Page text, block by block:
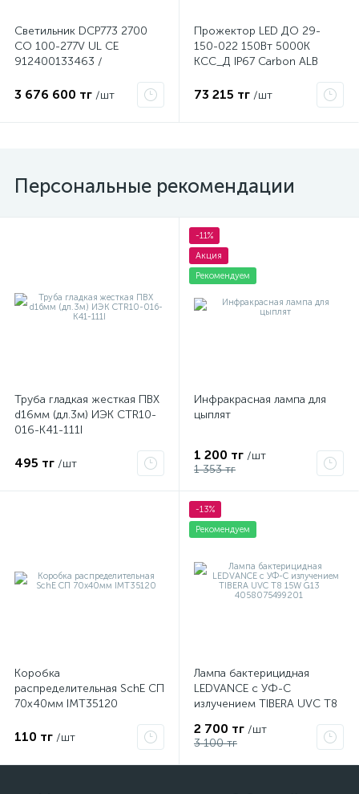
Светильник DCP773 2700
CO 100-277V UL CE
912400133463 /
3 676 600 тг /шт
Прожектор LED ДО 29-
150-022 150Вт 5000К
КСС_Д IP67 Carbon ALB
73 215 тг /шт
Персональные рекомендации
Труба гладкая жесткая ПВХ
d16мм (дл.3м) ИЭК CTR10-
016-K41-111I
495 тг /шт
-11%
Акция
Рекомендуем
Инфракрасная лампа для
цыплят
1 200 тг /шт
1 353 тг
Коробка
распределительная SchE СП
70х40мм IMT35120
110 тг /шт
-13%
Рекомендуем
Лампа бактерицидная
LEDVANCE с УФ-С
излучением TIBERA UVC T8
2 700 тг /шт
3 100 тг